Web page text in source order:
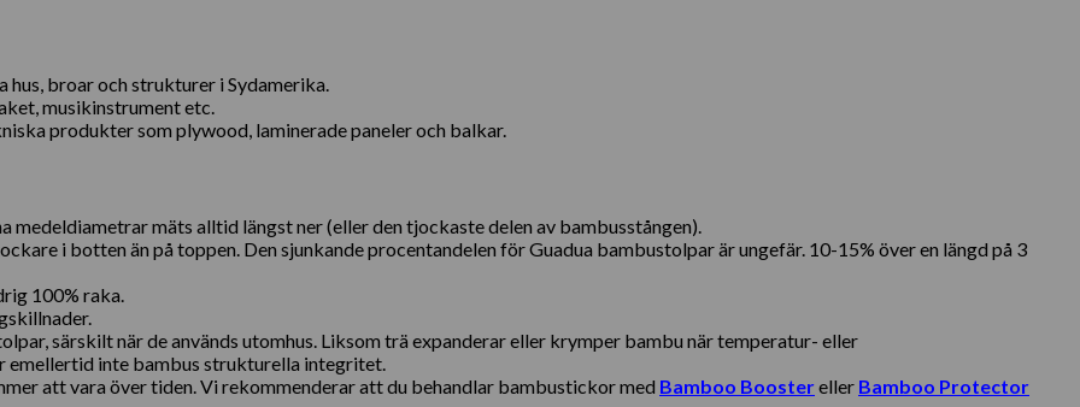
broar och strukturer i Sydamerika.
musikinstrument etc.
produkter som plywood, laminerade paneler och balkar.
medeldiametrar mäts alltid längst ner (eller den tjockaste delen av bambusstången).
i botten än på toppen. Den sjunkande procentandelen för Guadua bambustolpar är ungefär. 10-15% över en längd på 3
100% raka.
särskilt när de används utomhus. Liksom trä expanderar eller krymper bambu när temperatur- eller
emellertid inte bambus strukturella integritet.
att vara över tiden. Vi rekommenderar att du behandlar bambustickor med Bamboo Boostereller Bamboo Protector